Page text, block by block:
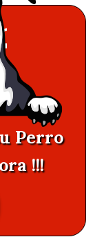
Perro
!!!